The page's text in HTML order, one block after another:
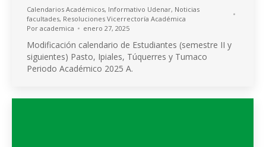
Calendarios Académicos, Informativo Udenar, Noticias
facultades, Resoluciones Vicerrectoría Académica
Por academica enero 27, 2025
Modificación calendario de Estudiantes (semestre II y
siguientes) Pasto, Ipiales, Túquerres y Tumaco
Periodo Académico 2025 A.